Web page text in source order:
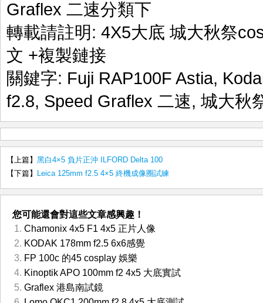
Graflex 二速分類下
轉載請註明: 4X5大底 城大秋祭
文 +複製鏈接
關鍵字: Fuji RAP100F Astia,
f2.8, Speed Graflex 二速, 城大秋
【上篇】 黑白4×5 負片正沖 ILFORD Delta 100
【下篇】
Leica 125mm f2.5 4×5 終機成像圈試練
您可能還會對這些文章感興趣！
Chamonix 4x5 F1 4x5 正片人像
KODAK 178mm f2.5 6x6感覺
FP 100c 的45 cosplay 娛樂
Kinoptik APO 100mm f2 4x5 大底實試
Graflex 港島南試鏡